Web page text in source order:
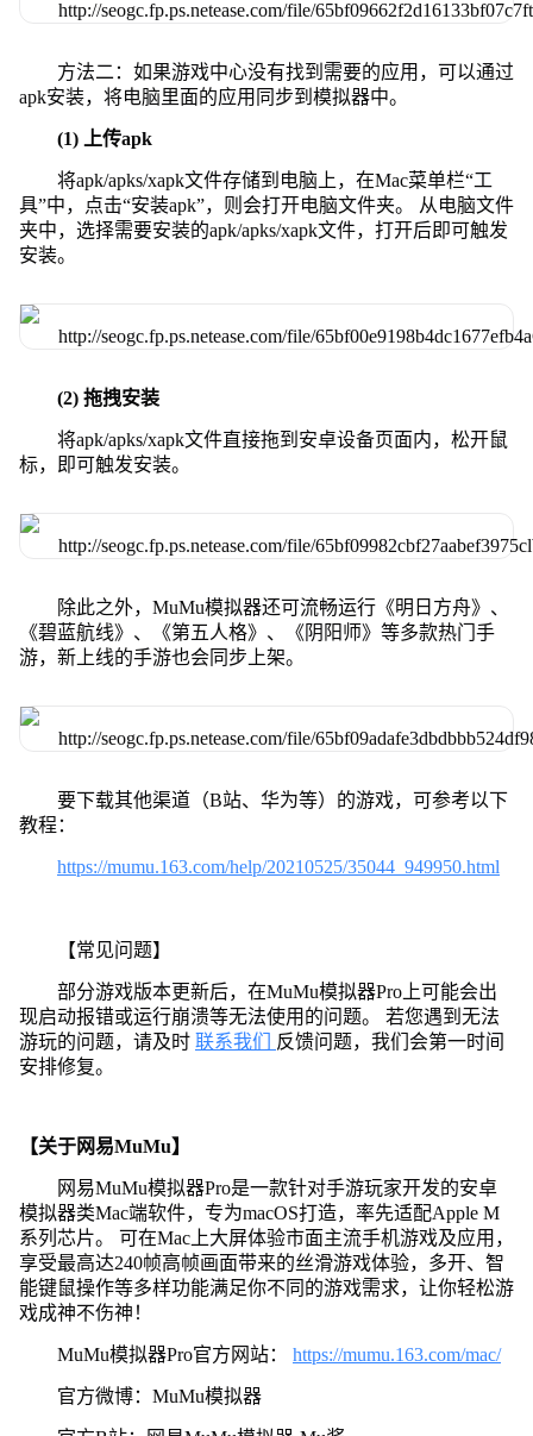
方法二：如果游戏中心没有找到需要的应用，可以通过
apk安装，将电脑里面的应用同步到模拟器中。
(1) 上传apk
将apk/apks/xapk文件存储到电脑上，在Mac菜单栏“工
具”中，点击“安装apk”，则会打开电脑文件夹。 从电脑文件
夹中，选择需要安装的apk/apks/xapk文件，打开后即可触发
安装。
(2) 拖拽安装
将apk/apks/xapk文件直接拖到安卓设备页面内，松开鼠
标，即可触发安装。
除此之外，MuMu模拟器还可流畅运行《明日方舟》、
《碧蓝航线》、《第五人格》、《阴阳师》等多款热门手
游，新上线的手游也会同步上架。
要下载其他渠道（B站、华为等）的游戏，可参考以下
教程：
https://mumu.163.com/help/20210525/35044_949950.html
【常见问题】
部分游戏版本更新后，在MuMu模拟器Pro上可能会出
现启动报错或运行崩溃等无法使用的问题。 若您遇到无法
游玩的问题，请及时 联系我们
反馈问题，我们会第一时间
安排修复。
【关于网易MuMu】
网易MuMu模拟器Pro是一款针对手游玩家开发的安卓
模拟器类Mac端软件，专为macOS打造，率先适配Apple M
系列芯片。 可在Mac上大屏体验市面主流手机游戏及应用，
享受最高达240帧高帧画面带来的丝滑游戏体验，多开、智
能键鼠操作等多样功能满足你不同的游戏需求，让你轻松游
戏成神不伤神！
MuMu模拟器Pro官方网站： https://mumu.163.com/mac/
官方微博：MuMu模拟器